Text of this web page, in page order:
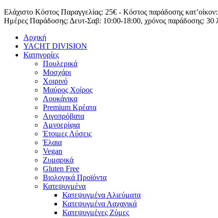
Μετάβαση
στο
Ελάχιστο Κόστος Παραγγελίας: 25€ - Κόστος παράδοσης
Ημέρες Παράδοσης: Δευτ-Σαβ: 10:00-18:00, χρόνος παράδοσης: 30
Αρχική
YACHT DIVISION
Κατηγορίες
Πουλερικά
Μοσχάρι
Χοιρινό
Μαύρος Χοίρος
Λουκάνικα
Premium Κρέατα
Αιγοπρόβατα
Αμνοερίφια
Έτοιμες Λύσεις
Έλαια
Vegan
Ζυμαρικά
Gluten Free
Βιολογικά Προϊόντα
Κατεψυγμένα
Κατεψυγμένα Αλιεύματα
Κατεψυγμένα Λαχανικά
Κατεψυγμένες Ζύμες